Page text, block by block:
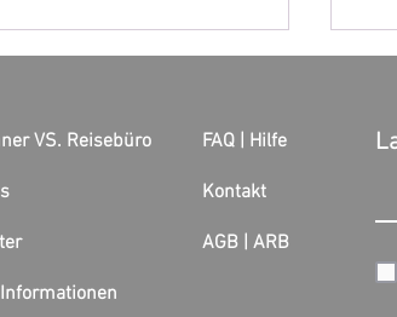
VS. Reisebüro FAQ | Hilfe
Kontakt
AGB | ARB